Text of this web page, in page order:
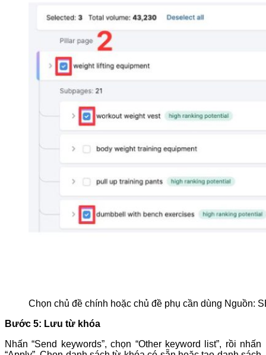
Chọn chủ đề chính hoặc chủ đề phụ cần dùng Nguồn:
Bước 5: Lưu từ khóa
Nhấn “Send keywords”, chọn “Other keyword list”, rồi nhấn